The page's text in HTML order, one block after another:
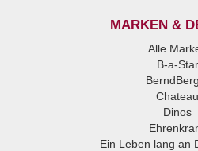
MARKEN &
Alle
B-a-Star
Chateau
Dinos
Ein Leben lang an